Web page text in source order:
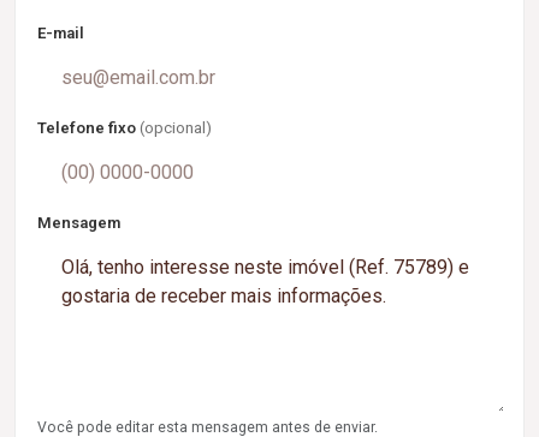
E-mail
Telefone fixo (opcional)
Mensagem
Você pode editar esta mensagem antes de enviar.